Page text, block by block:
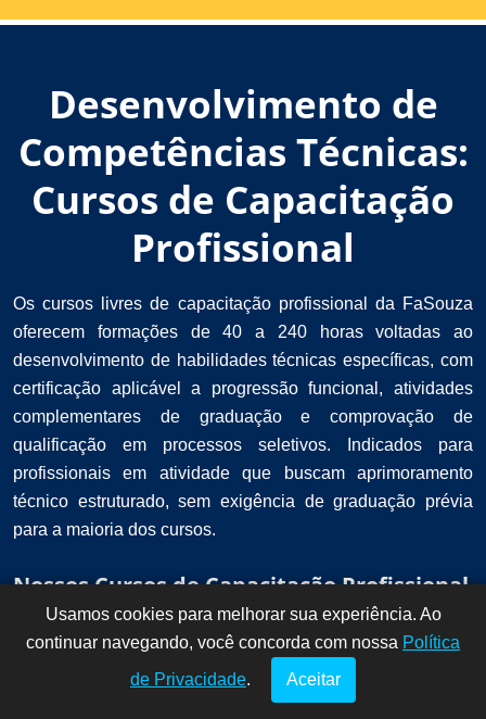
Desenvolvimento de
Competências Técnicas:
Cursos de Capacitação
Profissional
Os cursos livres de capacitação profissional da FaSouza
oferecem formações de 40 a 240 horas voltadas ao
desenvolvimento de habilidades técnicas específicas, com
certificação aplicável a progressão funcional, atividades
complementares de graduação e comprovação de
qualificação em processos seletivos. Indicados para
profissionais em atividade que buscam aprimoramento
técnico estruturado, sem exigência de graduação prévia
para a maioria dos cursos.
Nossos Cursos de Capacitação Profissional
!
Dúvidas? Fale
conosco por
aqui!
Usamos cookies para melhorar sua experiência. Ao
continuar navegando, você concorda com nossa Política
de Privacidade. Aceitar